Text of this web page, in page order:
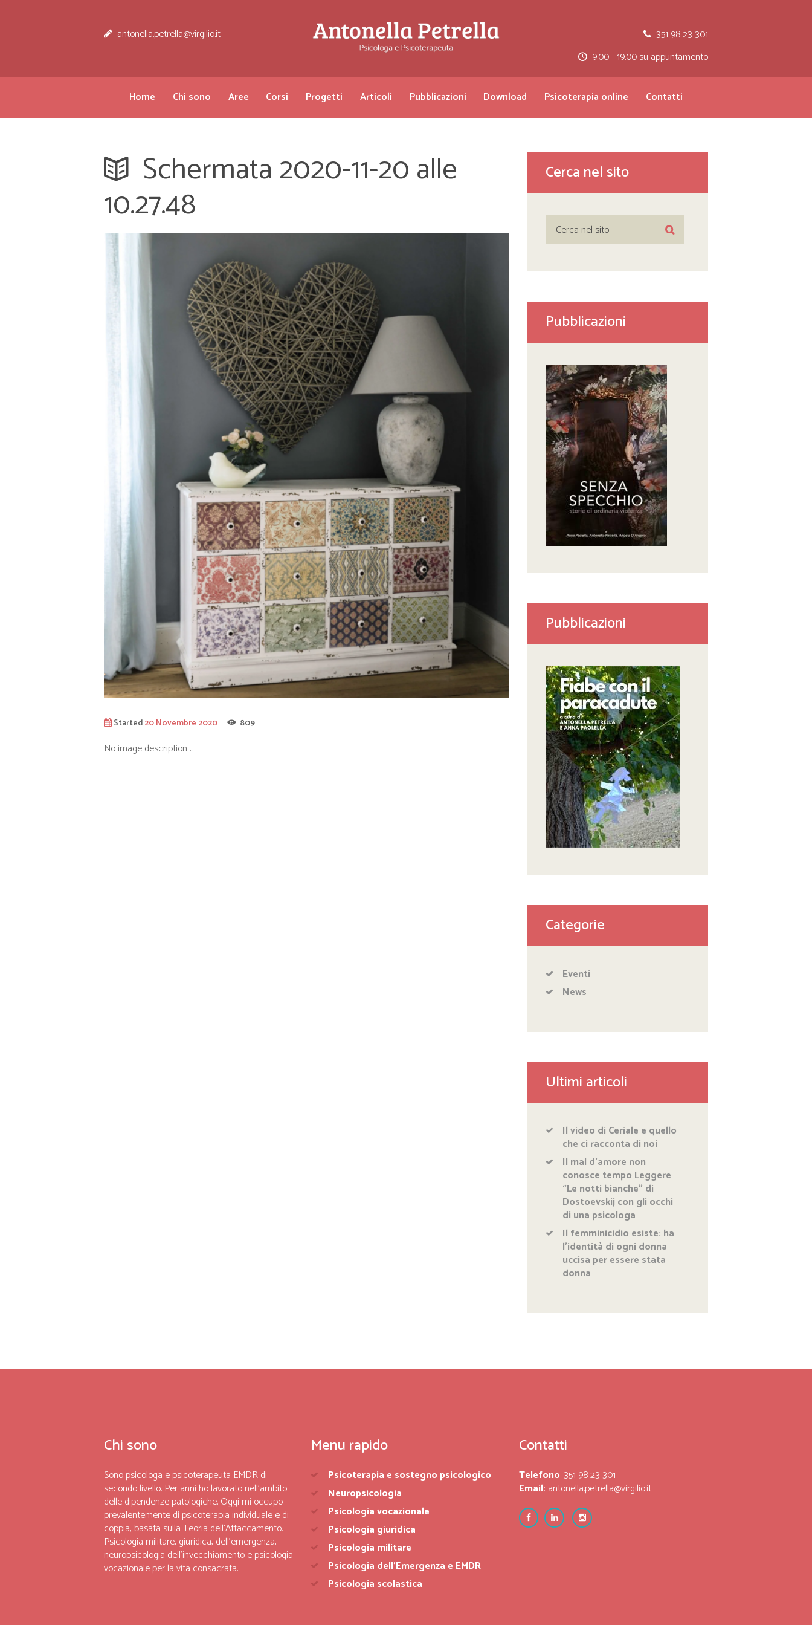
antonella.petrella@virgilio.it
351 98 23 301
9.00 - 19.00 su appuntamento
Home Chi sono Aree Corsi Progetti Articoli Pubblicazioni Download Psicoterapia online Contatti
Schermata 2020-11-20 alle
10.27.48
Next item
Schermata 2020-11-20 alle...
Started20 Novembre 2020 809
No image description ...
Cerca nel sito
Pubblicazioni
Pubblicazioni
Categorie
Eventi
News
Ultimi articoli
Il video di Ceriale e quello
che ci racconta di noi
Il mal d’amore non
conosce tempo Leggere
“Le notti bianche” di
Dostoevskij con gli occhi
di una psicologa
Il femminicidio esiste: ha
l’identità di ogni donna
uccisa per essere stata
donna
Chi sono
Sono psicologa e psicoterapeuta EMDR di
secondo livello. Per anni ho lavorato nell’ambito
delle dipendenze patologiche. Oggi mi occupo
prevalentemente di psicoterapia individuale e di
coppia, basata sulla Teoria dell’Attaccamento.
Psicologia militare, giuridica, dell’emergenza,
neuropsicologia dell’invecchiamento e psicologia
vocazionale per la vita consacrata.
Menu rapido
Psicoterapia e sostegno psicologico
Neuropsicologia
Psicologia vocazionale
Psicologia giuridica
Psicologia militare
Psicologia dell’Emergenza e EMDR
Psicologia scolastica
Contatti
Telefono: 351 98 23 301
Email: antonella.petrella@virgilio.it